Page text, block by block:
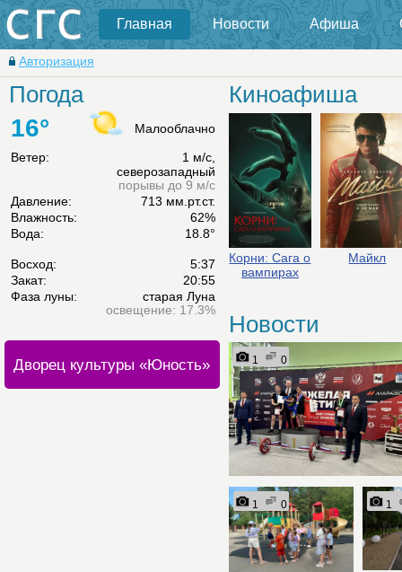
Главная Новости Афиша
Авторизация
Киноафиша
Корни: Сага о
вампирах
Майкл
Новости
1 0
1 0 1
Погода
16°
Малооблачно
Ветер:
1 м/с,
северозападный
порывы до 9 м/с
Давление:
713 мм.рт.ст.
Влажность:
62%
Вода:
18.8°
Восход:
5:37
Закат:
20:55
Фаза луны:
старая Луна
освещение: 17.3%
Дворец культуры «Юность»